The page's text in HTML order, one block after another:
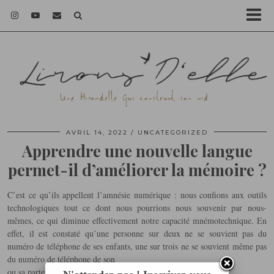
AVRIL 14, 2022 UNCATEGORIZED
Apprendre une nouvelle langue
permet-il d’améliorer la mémoire ?
C’est ce qu’ils appellent l’amnésie numérique : nous confions aux outils
technologiques tout ce dont nous pourrions nous souvenir par nous-
mêmes, ce qui diminue effectivement notre capacité mnémotechnique. En
effet, il est constaté qu’une personne sur deux ne se souvient pas du
numéro de téléphone de ses enfants, une sur trois ne se souvient même pas
du numéro de téléphone de son